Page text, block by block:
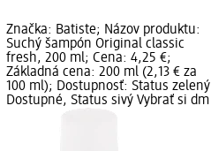
Značka: Batiste; Názov produktu:
Suchý šampón Original classic
fresh, 200 ml; Cena: 4,25 €;
Základná cena: 200 ml (2,13 € za
100 ml); Dostupnosť: Status zelený
Dostupné, Status sivý Vybrať si dm